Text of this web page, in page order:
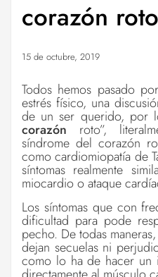
corazón
15 de octubre, 2019
Todos hemos pasado
estrés físico, una
de un ser querido, por
corazón roto”,
síndrome del corazón
como cardiomiopatía de
síntomas realmente
miocardio o ataque
Los síntomas que con
dificultad para pode
pecho. De todas
dejan secuelas ni
como lo ha de hacer un